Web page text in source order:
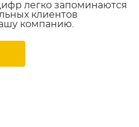
легко запоминаются
клиентов
компанию.